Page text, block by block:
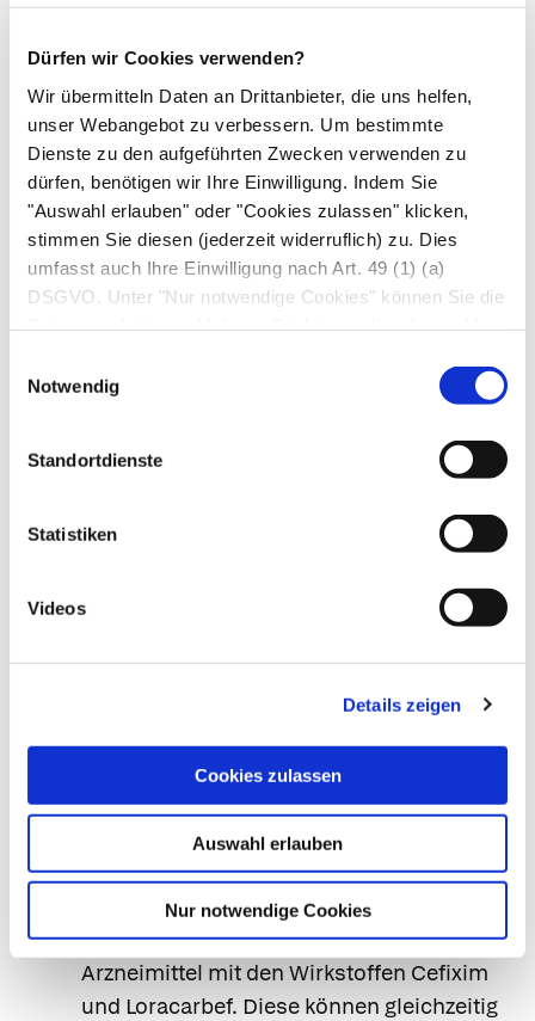
Dürfen wir Cookies verwenden?
Wir übermitteln Daten an Drittanbieter, die uns helfen,
unser Webangebot zu verbessern. Um bestimmte
Dienste zu den aufgeführten Zwecken verwenden zu
dürfen, benötigen wir Ihre Einwilligung. Indem Sie
"Auswahl erlauben" oder "Cookies zulassen" klicken,
stimmen Sie diesen (jederzeit widerruflich) zu. Dies
umfasst auch Ihre Einwilligung nach Art. 49 (1) (a)
DSGVO. Unter "Nur notwendige Cookies" können Sie die
Notwendig
Standortdienste
Statistiken
Videos
Details zeigen
Cookies zulassen
Auswahl erlauben
Nur notwendige Cookies
Arzneimittel einzunehmen/anzuwenden.
Wechselwirkungsstudien wurden nur bei
Erwachsenen durchgeführt.
Antitussiva (hustenstillende Mittel)
Bei kombinierter Anwendung des
Arzneimittels und hustenstillenden Mitteln
(Antitussiva) kann aufgrund des
eingeschränkten Hustenreflexes ein
gefährlicher Sekretstau entstehen, sodass
Kombinationsbehandlung besonders
sorgfältig gestellt werden sollte. Fragen Sie
daher vor einer kombinierten Anwendung
Aktivkohle
Wirkung von Acetylcystein verringern.
Aus experimentellen Untersuchungen gibt
Wirkungsabschwächung von Antibiotika
(Tetracycline, Aminoglykoside, Penicilline)
durch Acetylcystein. Aus
Sicherheitsgründen sollte deshalb die
Einnahme von Antibiotika getrennt und in
einem mindestens 2-stündigen Abstand
zeitversetzt erfolgen. Dies betrifft nicht
Arzneimittel mit den Wirkstoffen Cefixim
und Loracarbef. Diese können gleichzeitig